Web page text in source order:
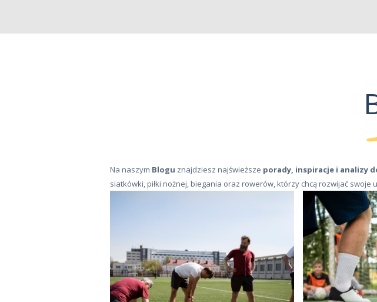
Na naszym Blogu znajdziesz najświeższe porady, inspiracje i analizy
siatkówki, piłki nożnej, biegania oraz rowerów, którzy chcą rozwijać